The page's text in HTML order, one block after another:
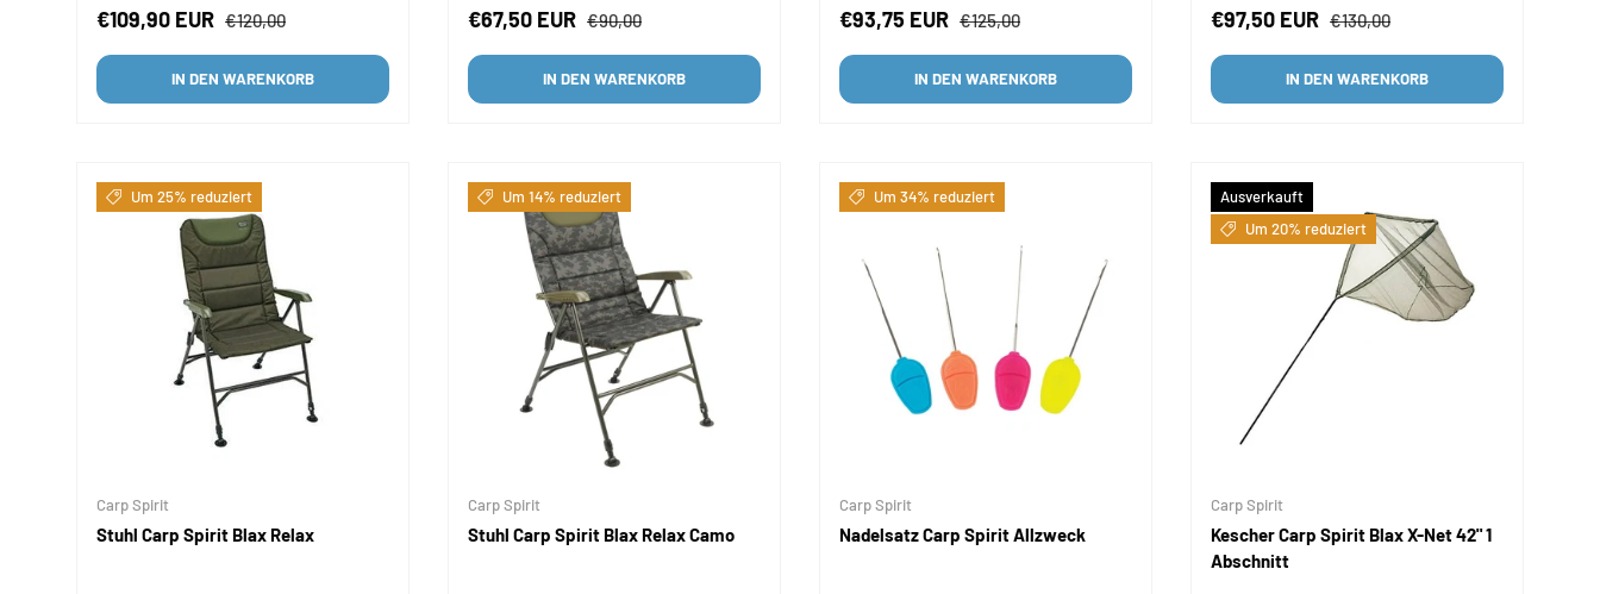
Verkaufspreis
€109,90 EUR Normaler Preis
€120,00
IN DEN WARENKORB
Verkaufspreis
€67,50 EUR Normaler Preis
€90,00
IN DEN WARENKORB
Verkaufspreis
€93,75 EUR Normaler Preis
€125,00
IN DEN WARENKORB
Verkaufspreis
€97,50 EUR Normaler Preis
€130,00
IN DEN WARENKORB
Um 25% reduziert
Carp Spirit
Stuhl Carp Spirit Blax Relax
Um 14% reduziert
Carp Spirit
Stuhl Carp Spirit Blax Relax Camo
Um 34% reduziert
Carp Spirit
Nadelsatz Carp Spirit Allzweck
Ausverkauft
Um 20% reduziert
Carp Spirit
Kescher Carp Spirit Blax X-Net 42" 1
Abschnitt